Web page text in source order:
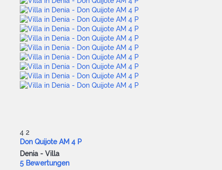
4 2
Don Quijote AM 4 P
Denia - Villa
5 Bewertungen